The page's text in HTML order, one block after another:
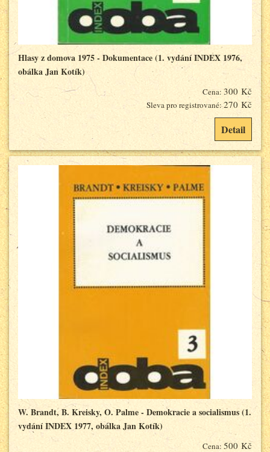
Hlasy z domova 1975 - Dokumentace (1. vydání INDEX 1976,
obálka Jan Kotík)
Cena: 300 Kč
Sleva pro registrované:270 Kč
Detail
W. Brandt, B. Kreisky, O. Palme - Demokracie a socialismus (1.
vydání INDEX 1977, obálka Jan Kotík)
Cena: 500 Kč